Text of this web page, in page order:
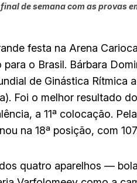
de semana com as provas
festa na Arena
o Brasil. Bárbara
de Ginástica Rítmica
Foi o melhor resultado
a 11ª colocação.
na 18ª posição, com
quatro aparelhos —